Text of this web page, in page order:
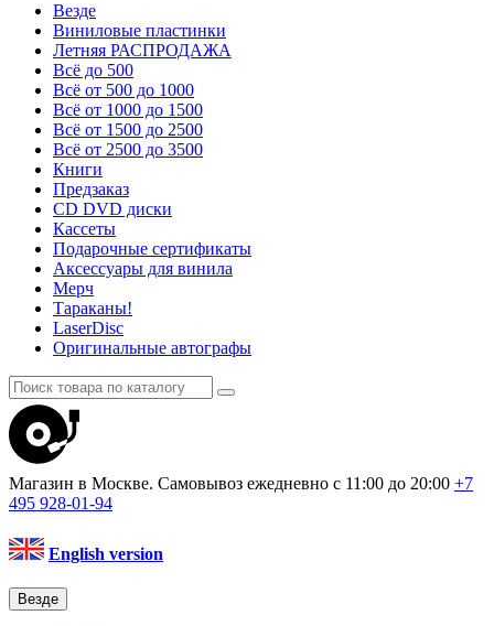
Везде
Виниловые пластинки
Летняя РАСПРОДАЖА
Всё до 500
Всё от 500 до 1000
Всё от 1000 до 1500
Всё от 1500 до 2500
Всё от 2500 до 3500
Книги
Предзаказ
CD DVD диски
Кассеты
Подарочные сертификаты
Аксессуары для винила
Мерч
Тараканы!
LaserDisc
Оригинальные автографы
Магазин в Москве. Самовывоз ежедневно с 11:00 до 20:00 +7
495 928-01-94
English version
Везде